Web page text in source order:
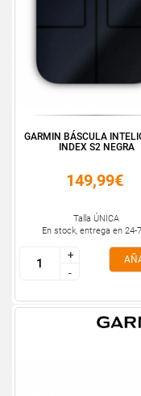
GARMIN BÁSCULA
INDEX S2 NEGRA
149,99€
Talla ÚNICA
En stock, entrega en 24-
+
-
+
-